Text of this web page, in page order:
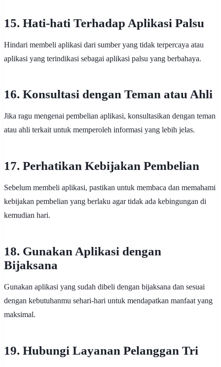
15. Hati-hati Terhadap Aplikasi Palsu
Hindari membeli aplikasi dari sumber yang tidak terpercaya atau
aplikasi yang terindikasi sebagai aplikasi palsu yang berbahaya.
16. Konsultasi dengan Teman atau Ahli
Jika ragu mengenai pembelian aplikasi, konsultasikan dengan teman
atau ahli terkait untuk memperoleh informasi yang lebih jelas.
17. Perhatikan Kebijakan Pembelian
Sebelum membeli aplikasi, pastikan untuk membaca dan memahami
kebijakan pembelian yang berlaku agar tidak ada kebingungan di
kemudian hari.
18. Gunakan Aplikasi dengan
Bijaksana
Gunakan aplikasi yang sudah dibeli dengan bijaksana dan sesuai
dengan kebutuhanmu sehari-hari untuk mendapatkan manfaat yang
maksimal.
19. Hubungi Layanan Pelanggan Tri